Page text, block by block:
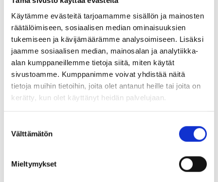
Käytämme evästeitä tarjoamamme sisällön ja mainosten
räätälöimiseen, sosiaalisen median ominaisuuksien
tukemiseen ja kävijämäärämme analysoimiseen. Lisäksi
jaamme sosiaalisen median, mainosalan ja analytiikka-
alan kumppaneillemme tietoja siitä, miten käytät
sivustoamme. Kumppanimme voivat yhdistää näitä
tietoja muihin tietoihin, joita olet antanut heille tai joita on
kerätty, kun olet käyttänyt heidän palvelujaan.
valinta
Välttämätön
Mieltymykset
to 30.10. klo 17:00 – 19:00
Mitä Lappi tarjoaa? -etätyöpaja+ mahdollisuus osallistua
paikan päällä Rovaniemellä
ti 4.11. klo 17:00 – 19:00
Lapland Brand 2.0 – online workshop in English
November 4th
HUOM! Vastaa myös kyselyyn:
Millainen on sinun